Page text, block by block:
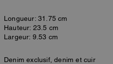
Longueur: 31.75 cm
Hauteur: 23.5 cm
Largeur: 9.53 cm
Denim exclusif, denim et cuir